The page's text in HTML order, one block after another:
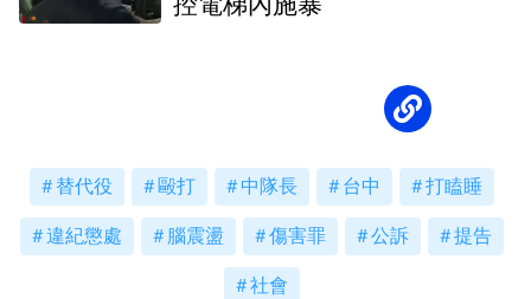
替代役 毆打 中隊長 台中 打瞌睡
違紀懲處 腦震盪 傷害罪 公訴 提告
社會